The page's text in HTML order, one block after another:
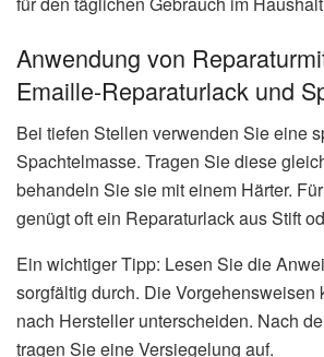
Anwendung von
Emaille-Reparaturlack und
Bei tiefen Stellen verwenden Sie eine
Spachtelmasse. Tragen Sie diese
behandeln Sie sie mit einem Härter.
genügt oft ein Reparaturlack aus Stift
Ein wichtiger Tipp: Lesen Sie die
sorgfältig durch. Die Vorgehensweisen
nach Hersteller unterscheiden. Nach
tragen Sie eine Versiegelung auf.